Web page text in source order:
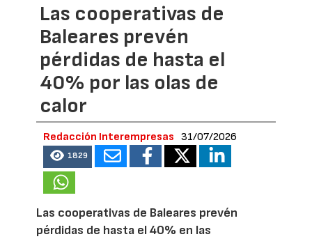
Las cooperativas de
Baleares prevén
pérdidas de hasta el
40% por las olas de
calor
Redacción Interempresas 31/07/2026
1829
Las cooperativas de Baleares prevén
pérdidas de hasta el 40% en las